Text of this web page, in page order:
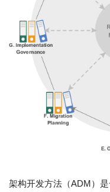
架构开发方法（ADM）